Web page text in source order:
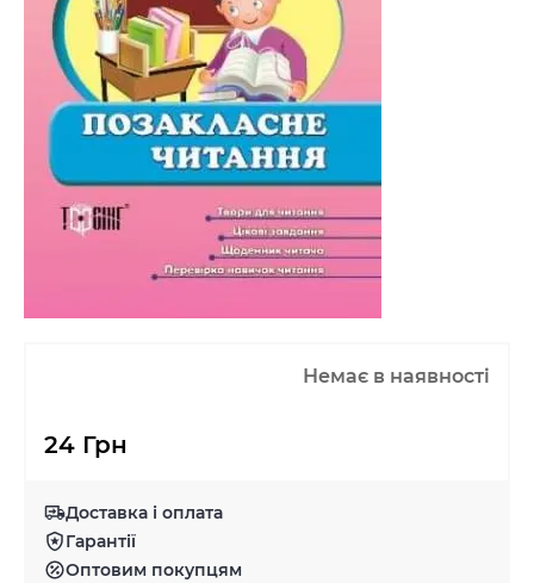
Немає в наявності
24 Грн
Доставка і оплата
Гарантії
Оптовим покупцям